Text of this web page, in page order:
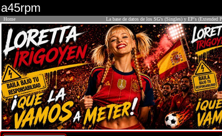
a45rpm
Home La base de datos de los SG's (Singles) y EP's (Extended